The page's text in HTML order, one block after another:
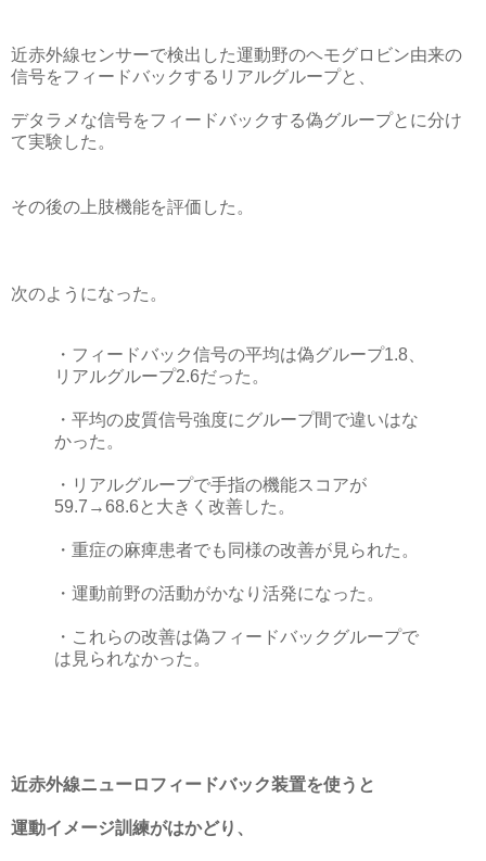
近赤外線センサーで検出した運動野のヘモグロビン由来の
信号をフィードバックするリアルグループと、
デタラメな信号をフィードバックする偽グループとに分け
て実験した。
その後の上肢機能を評価した。
次のようになった。
・フィードバック信号の平均は偽グループ1.8、
リアルグループ2.6だった。
・平均の皮質信号強度にグループ間で違いはな
かった。
・リアルグループで手指の機能スコアが
59.7→68.6と大きく改善した。
・重症の麻痺患者でも同様の改善が見られた。
・運動前野の活動がかなり活発になった。
・これらの改善は偽フィードバックグループで
は見られなかった。
近赤外線ニューロフィードバック装置を使うと
運動イメージ訓練がはかどり、